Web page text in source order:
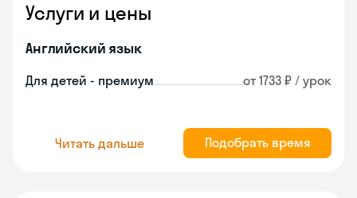
Услуги и цены
Английский язык
Для детей - премиум от 1733 ₽ / урок
Читать дальше Подобрать время